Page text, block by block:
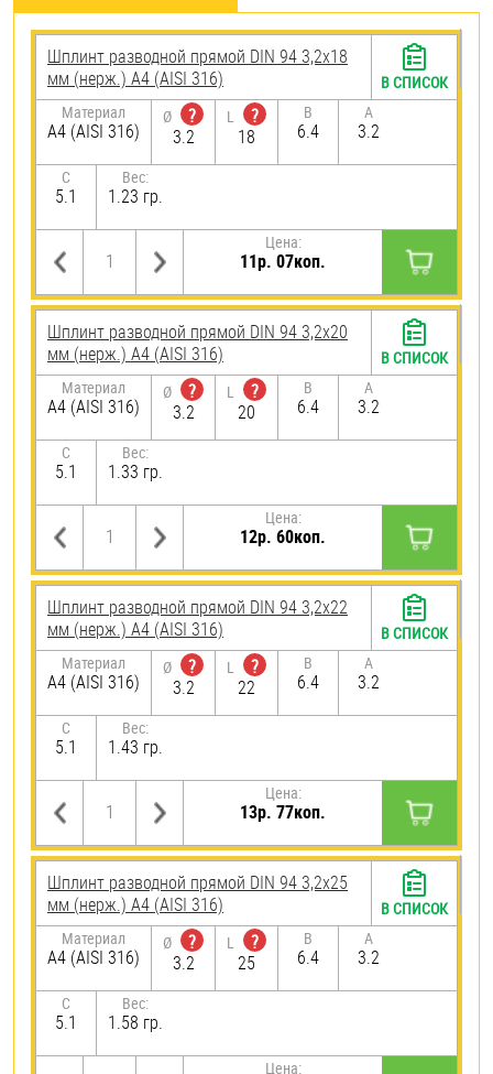
Шплинт разводной прямой DIN 94 3,2х18
мм (нерж.) A4 (AISI 316)
Материал
A4 (AISI 316)
Ø
?
3.2
L
?
18
B
6.4
A
3.2
C
5.1
Вес:
1.23 гр.
Цена:
11р. 07коп.
В СПИСОК
Шплинт разводной прямой DIN 94 3,2х20
мм (нерж.) A4 (AISI 316)
Материал
A4 (AISI 316)
Ø
?
3.2
L
?
20
B
6.4
A
3.2
C
5.1
Вес:
1.33 гр.
Цена:
12р. 60коп.
В СПИСОК
Шплинт разводной прямой DIN 94 3,2х22
мм (нерж.) A4 (AISI 316)
Материал
A4 (AISI 316)
Ø
?
3.2
L
?
22
B
6.4
A
3.2
C
5.1
Вес:
1.43 гр.
Цена:
13р. 77коп.
В СПИСОК
Шплинт разводной прямой DIN 94 3,2х25
мм (нерж.) A4 (AISI 316)
Материал
A4 (AISI 316)
Ø
?
3.2
L
?
25
B
6.4
A
3.2
C
5.1
Вес:
1.58 гр.
Цена:
В СПИСОК